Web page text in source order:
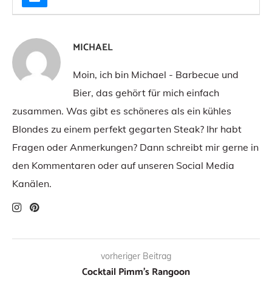
MICHAEL
Moin, ich bin Michael - Barbecue und
Bier, das gehört für mich einfach
zusammen. Was gibt es schöneres als ein kühles
Blondes zu einem perfekt gegarten Steak? Ihr habt
Fragen oder Anmerkungen? Dann schreibt mir gerne in
den Kommentaren oder auf unseren Social Media
Kanälen.
vorheriger Beitrag
Cocktail Pimm’s Rangoon